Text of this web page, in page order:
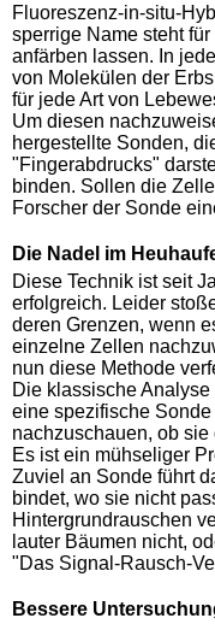
Fluoreszenz-in-situ-
sperrige Name steht
anfärben lassen. In
von Molekülen der
für jede Art von
Um diesen
hergestellte Sonden,
"Fingerabdrucks"
binden. Sollen die
Forscher der Sonde
Die Nadel im
Diese Technik ist seit
erfolgreich. Leider
deren Grenzen, wenn
einzelne Zellen
nun diese Methode
Die klassische
eine spezifische
nachzuschauen, ob
Es ist ein mühseliger
Zuviel an Sonde führt
bindet, wo sie nicht
Hintergrundrauschen
lauter Bäumen nicht,
"Das Signal-Rausch-
Bessere